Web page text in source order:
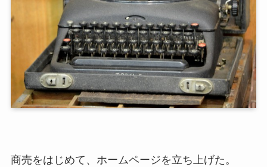
商売をはじめて、ホームページを立ち上げた。